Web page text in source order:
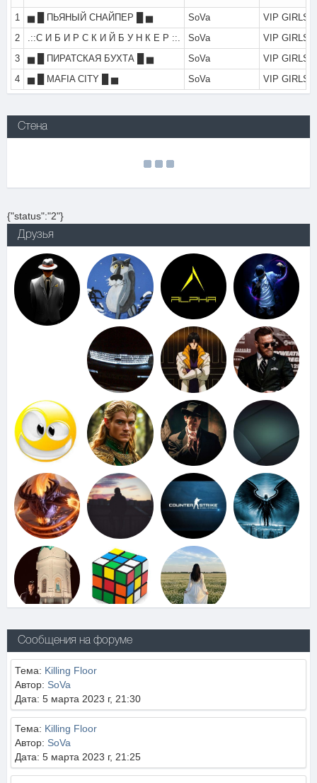
1 ▅ █ ПЬЯНЫЙ СНАЙПЕР █ ▅ SoVa
VIP GIRLS:
2
.::С И Б И Р С К И Й Б У Н К Е Р ::. SoVa
VIP GIRLS:
3
▅ █ ПИРАТСКАЯ БУХТА █ ▅ SoVa
VIP GIRLS:
4
▅ █ MAFIA CITY █ ▅ SoVa VIP GIRLS:
Стена
{"status":"2"}
Друзья
Сообщения на форуме
Тема: Killing Floor
Автор: SoVa
Дата: 5 марта 2023 г, 21:30
Тема: Killing Floor
Автор: SoVa
Дата: 5 марта 2023 г, 21:25